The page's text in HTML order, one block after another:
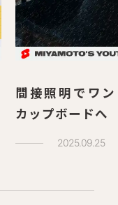
間接照明でワ
カップボードへ
2025.09.25